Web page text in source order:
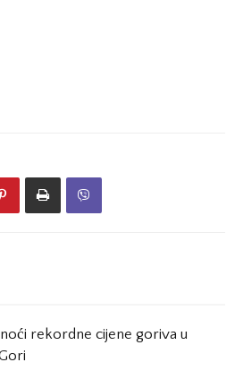
rekordne cijene goriva u